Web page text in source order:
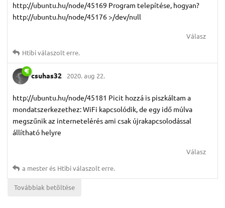
http://ubuntu.hu/node/45169 Program telepítése, hogyan?
http://ubuntu.hu/node/45176 >/dev/null
Válasz
Htibiválaszolt erre.
csuhas32 2020. aug 22.
http://ubuntu.hu/node/45181 Picit hozzá is piszkáltam a
mondatszerkezethez: WiFi kapcsolódik, de egy idő múlva
megszűnik az internetelérés ami csak újrakapcsolodással
állítható helyre
Válasz
a mesterés Htibiválaszolt erre.
Továbbiak betöltése